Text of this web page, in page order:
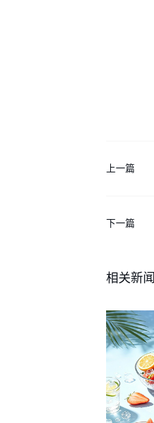
上一篇
下一篇
相关新闻